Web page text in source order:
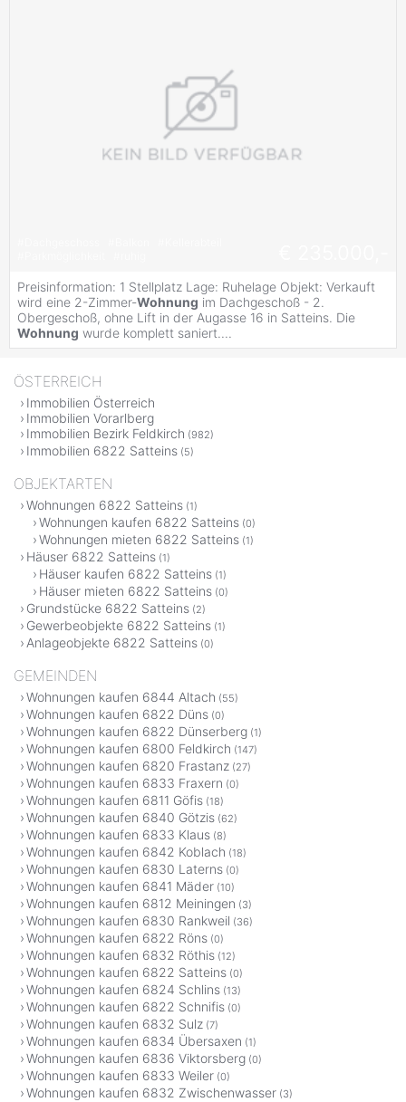
Preisinformation: 1 Stellplatz Lage: Ruhelage Objekt: Verkauft
wird eine 2-Zimmer-Wohnung im Dachgeschoß - 2.
Obergeschoß, ohne Lift in der Augasse 16 in Satteins. Die
Wohnung wurde komplett saniert....
ÖSTERREICH
Immobilien Österreich
Immobilien Vorarlberg
Immobilien Bezirk Feldkirch (982)
Immobilien 6822 Satteins (5)
OBJEKTARTEN
Wohnungen 6822 Satteins (1)
Wohnungen kaufen 6822 Satteins (0)
Wohnungen mieten 6822 Satteins (1)
Häuser 6822 Satteins (1)
Häuser kaufen 6822 Satteins (1)
Häuser mieten 6822 Satteins (0)
Grundstücke 6822 Satteins (2)
Gewerbeobjekte 6822 Satteins (1)
Anlageobjekte 6822 Satteins (0)
GEMEINDEN
Wohnungen kaufen 6844 Altach (55)
Wohnungen kaufen 6822 Düns (0)
Wohnungen kaufen 6822 Dünserberg (1)
Wohnungen kaufen 6800 Feldkirch (147)
Wohnungen kaufen 6820 Frastanz (27)
Wohnungen kaufen 6833 Fraxern (0)
Wohnungen kaufen 6811 Göfis (18)
Wohnungen kaufen 6840 Götzis (62)
Wohnungen kaufen 6833 Klaus (8)
Wohnungen kaufen 6842 Koblach (18)
Wohnungen kaufen 6830 Laterns (0)
Wohnungen kaufen 6841 Mäder (10)
Wohnungen kaufen 6812 Meiningen (3)
Wohnungen kaufen 6830 Rankweil (36)
Wohnungen kaufen 6822 Röns (0)
Wohnungen kaufen 6832 Röthis (12)
Wohnungen kaufen 6822 Satteins (0)
Wohnungen kaufen 6824 Schlins (13)
Wohnungen kaufen 6822 Schnifis (0)
Wohnungen kaufen 6832 Sulz (7)
Wohnungen kaufen 6834 Übersaxen (1)
Wohnungen kaufen 6836 Viktorsberg (0)
Wohnungen kaufen 6833 Weiler (0)
Wohnungen kaufen 6832 Zwischenwasser (3)